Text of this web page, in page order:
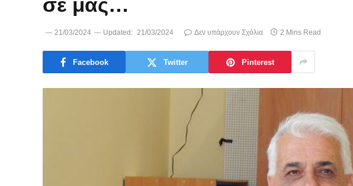
21/03/2024 Updated: 21/03/2024 Δεν υπάρχουν Σχόλια 2 Mins Read
Facebook Twitter Pinterest